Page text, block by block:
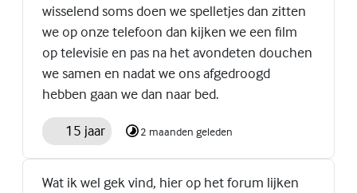
wisselend soms doen we spelletjes dan zitten
we op onze telefoon dan kijken we een film
op televisie en pas na het avondeten douchen
we samen en nadat we ons afgedroogd
hebben gaan we dan naar bed.
15 jaar 2 maanden geleden
Wat ik wel gek vind, hier op het forum lijken